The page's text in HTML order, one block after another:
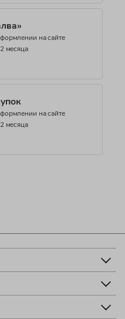
на сайте
месяца
на сайте
месяца